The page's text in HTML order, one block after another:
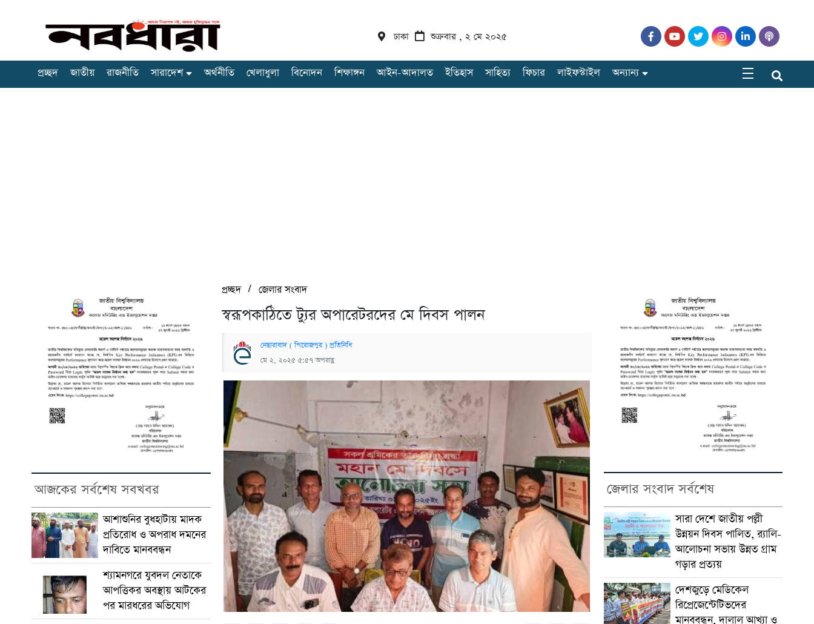
ঢাকা শুক্রবার , ২ মে ২০২৫
প্রচ্ছদ জাতীয় রাজনীতি সারাদেশ অর্থনীতি খেলাধুলা বিনোদন শিক্ষাঙ্গন আইন-আদালত ইতিহাস সাহিত্য ফিচার লাইফস্টাইল অন্যান্য
আজকের সর্বশেষ সবখবর
আশাশুনির বুধহাটায় মাদক
প্রতিরোধ ও অপরাধ দমনের
দাবিতে মানববন্ধন
শ্যামনগরে যুবদল নেতাকে
আপত্তিকর অবস্থায় আটকের
পর মারধরের অভিযোগ
প্রচ্ছদ/জেলার সংবাদ
স্বরূপকা‌ঠি‌তে ট্যুর অপা‌রেটর‌দের মে দিবস পালন
নেছারাবাদ ( পিরোজপুর ) প্র‌তি‌নি‌ধি
মে ২, ২০২৫ ৫:৫৭ অপরাহ্ণ
জেলার সংবাদ সর্বশেষ
সারা দেশে জাতীয় পল্লী
উন্নয়ন দিবস পালিত, র‍্যালি-
আলোচনা সভায় উন্নত গ্রাম
গড়ার প্রত্যয়
দেশজুড়ে মেডিকেল
রিপ্রেজেন্টেটিভদের
মানববন্ধন, দালাল আখ্যা ও